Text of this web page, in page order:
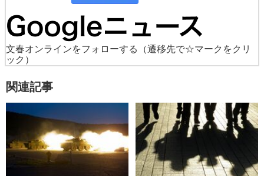
文春オンラインをフォローする
（遷移先で☆マークをクリ
ック）
関連記事